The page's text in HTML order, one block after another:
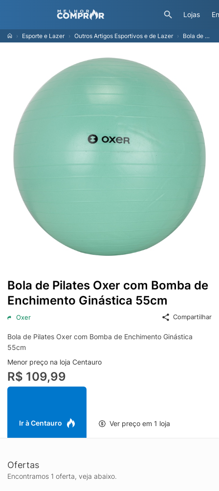
Lojas
Esporte e Lazer Outros Artigos Esportivos e de Lazer Bola de Pilates Oxer com Bomba de Enchimento Ginástica 55cm
Bola de Pilates Oxer com Bomba de
Enchimento Ginástica 55cm
Oxer Compartilhar
Bola de Pilates Oxer com Bomba de Enchimento Ginástica
55cm
Menor preço na loja Centauro
R$ 109,99
Ir à Centauro Ver preço em 1 loja
Ofertas
Encontramos 1 oferta, veja abaixo.